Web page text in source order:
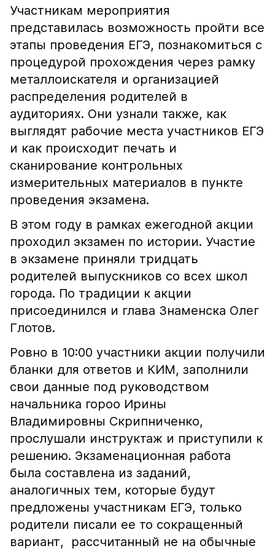
Участникам мероприятия
представилась возможность пройти все
этапы проведения ЕГЭ, познакомиться с
процедурой прохождения через рамку
металлоискателя и организацией
распределения родителей в
аудиториях. Они узнали также, как
выглядят рабочие места участников ЕГЭ
и как происходит печать и
сканирование контрольных
измерительных материалов в пункте
проведения экзамена.
В этом году в рамках ежегодной акции
проходил экзамен по истории. Участие
в экзамене приняли тридцать
родителей выпускников со всех школ
города. По традиции к акции
присоединился и глава Знаменска Олег
Глотов.
Ровно в 10:00 участники акции получили
бланки для ответов и КИМ, заполнили
свои данные под руководством
начальника гороо Ирины
Владимировны Скрипниченко,
прослушали инструктаж и приступили к
решению. Экзаменационная работа
была составлена из заданий,
аналогичных тем, которые будут
предложены участникам ЕГЭ, только
родители писали ее то сокращенный
вариант, рассчитанный не на обычные